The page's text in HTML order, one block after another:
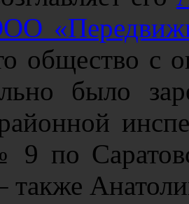
общество с
было
по
также